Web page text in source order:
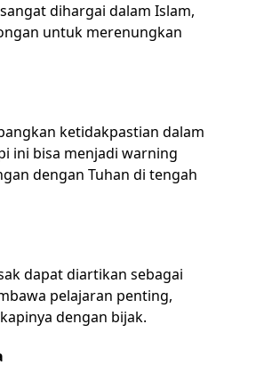
dihargai dalam Islam,
untuk merenungkan
ketidakpastian dalam
ini bisa menjadi warning
dengan Tuhan di tengah
dapat diartikan sebagai
pelajaran penting,
dengan bijak.